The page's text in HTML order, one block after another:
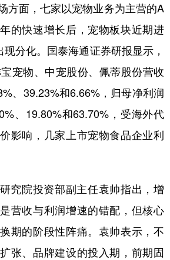
面，七家以宠物业务为主营的A
的快速增长后，宠物板块近期进
现分化。国泰海通证券研报显示，
宠物、中宠股份、佩蒂股份营收
、39.23%和6.66%，归母净利润
、19.80%和63.70%，受海外代
影响，几家上市宠物食品企业利
院投资部副主任袁帅指出，增
营收与利润增速的错配，但核心
期的阶段性阵痛。袁帅表示，不
张、品牌建设的投入期，前期固